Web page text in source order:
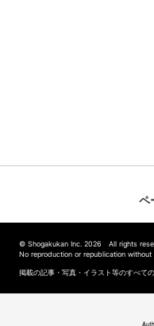
ペ
© Shogakukan Inc. 2026 All rights
No reproduction or republication without
掲載の記事・写真・イラスト等のすべて